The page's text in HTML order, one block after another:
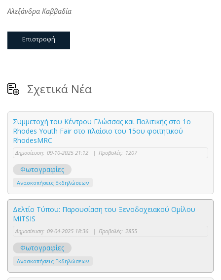
Αλεξάνδρα Καββαδία
Επιστροφή
Σχετικά Νέα
Συμμετοχή του Κέντρου Γλώσσας και Πολιτικής στο 1ο
Rhodes Youth Fair στο πλαίσιο του 15ου φοιτητικού
RhodesMRC
Δημοσίευση: 09-10-2025 21:12 | Προβολές: 1207
Φωτογραφίες
Ανασκοπήσεις Εκδηλώσεων
Δελτίο Τύπου: Παρουσίαση του Ξενοδοχειακού Ομίλου
MITSIS
Δημοσίευση: 09-04-2025 18:36 | Προβολές: 2855
Φωτογραφίες
Ανασκοπήσεις Εκδηλώσεων